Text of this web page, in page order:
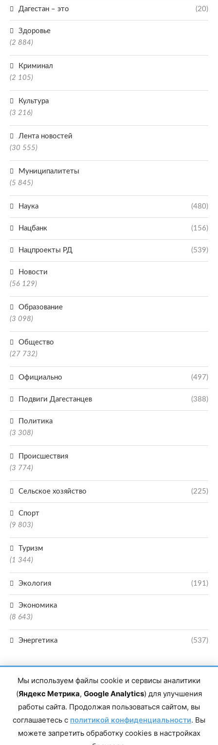
Дагестан – это (20)
Здоровье
(2 884)
Криминал
(2 105)
Культура
(3 216)
Лента новостей
(30 555)
Муниципалитеты
(5 845)
Наука (480)
Нацбанк (156)
Нацпроекты РД (539)
Новости
(56 129)
Образование
(3 098)
Общество
(27 732)
Официально (497)
Подвиги Дагестанцев (388)
Политика
(3 308)
Происшествия
(3 774)
Сельское хозяйство (225)
Спорт
(9 803)
Туризм
(1 344)
Экология (191)
Экономика
(8 643)
Энергетика (537)
Главный редактор сетевого издания Магомаев Тимур Нухович. Контакты
редакции: 8(988)-292-94-34 Почта: vestiskfo@gmail.com По вопросам
Дагестан, г. Махачкала, пр-т Насрутдинова, д. 1а. Все права защищены.
Копирование и использование полных материалов запрещено, частичное
Мы используем файлы cookie и сервисы аналитики
(Яндекс Метрика, Google Analytics) для улучшения
работы сайта. Продолжая пользоваться сайтом, вы
соглашаетесь с политикой конфиденциальности. Вы
можете запретить обработку cookies в настройках